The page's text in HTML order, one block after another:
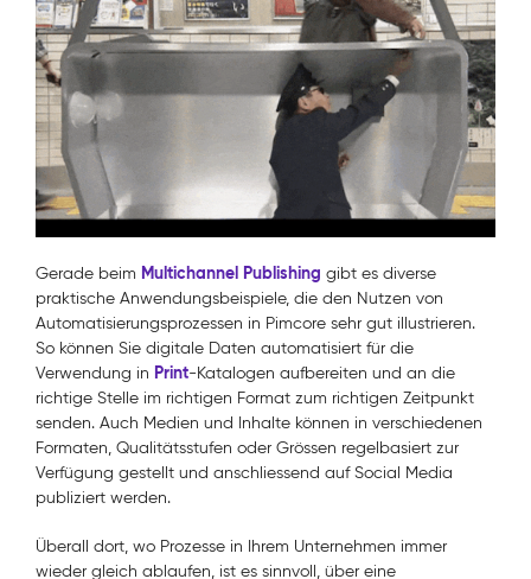
Gerade beim Multichannel Publishing gibt es diverse
praktische Anwendungsbeispiele, die den Nutzen von
Automatisierungsprozessen in Pimcore sehr gut illustrieren.
So können Sie digitale Daten automatisiert für die
Verwendung in Print-Katalogen aufbereiten und an die
richtige Stelle im richtigen Format zum richtigen Zeitpunkt
senden. Auch Medien und Inhalte können in verschiedenen
Formaten, Qualitätsstufen oder Grössen regelbasiert zur
Verfügung gestellt und anschliessend auf Social Media
publiziert werden.
Überall dort, wo Prozesse in Ihrem Unternehmen immer
wieder gleich ablaufen, ist es sinnvoll, über eine